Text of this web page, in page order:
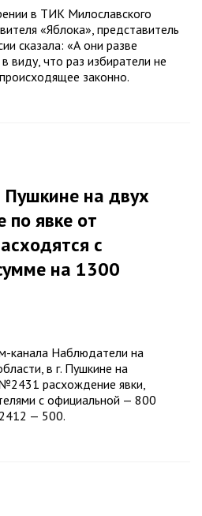
в ТИК Милославского
«Яблока», представитель
сказала: «А они разве
виду, что раз избиратели не
законно.
на двух
по явке от
с
на 1300
канала Наблюдатели на
в г. Пушкине на
расхождение явки,
с официальной — 800
— 500.